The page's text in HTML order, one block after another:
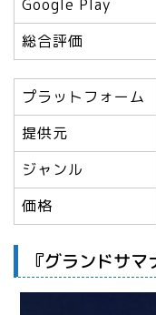
Google Play
総合評価
プラットフォーム
提供元
ジャンル
価格
『グランドサ